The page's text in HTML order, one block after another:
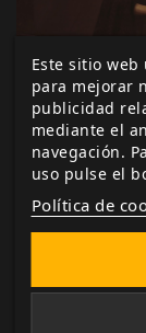
Este sitio
para mejorar
publicidad
mediante el
navegación.
uso pulse el
Política de